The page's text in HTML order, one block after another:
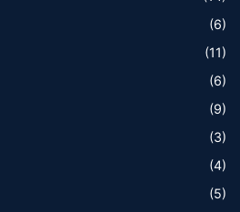
(6)
(11)
(6)
(9)
(3)
(4)
(5)